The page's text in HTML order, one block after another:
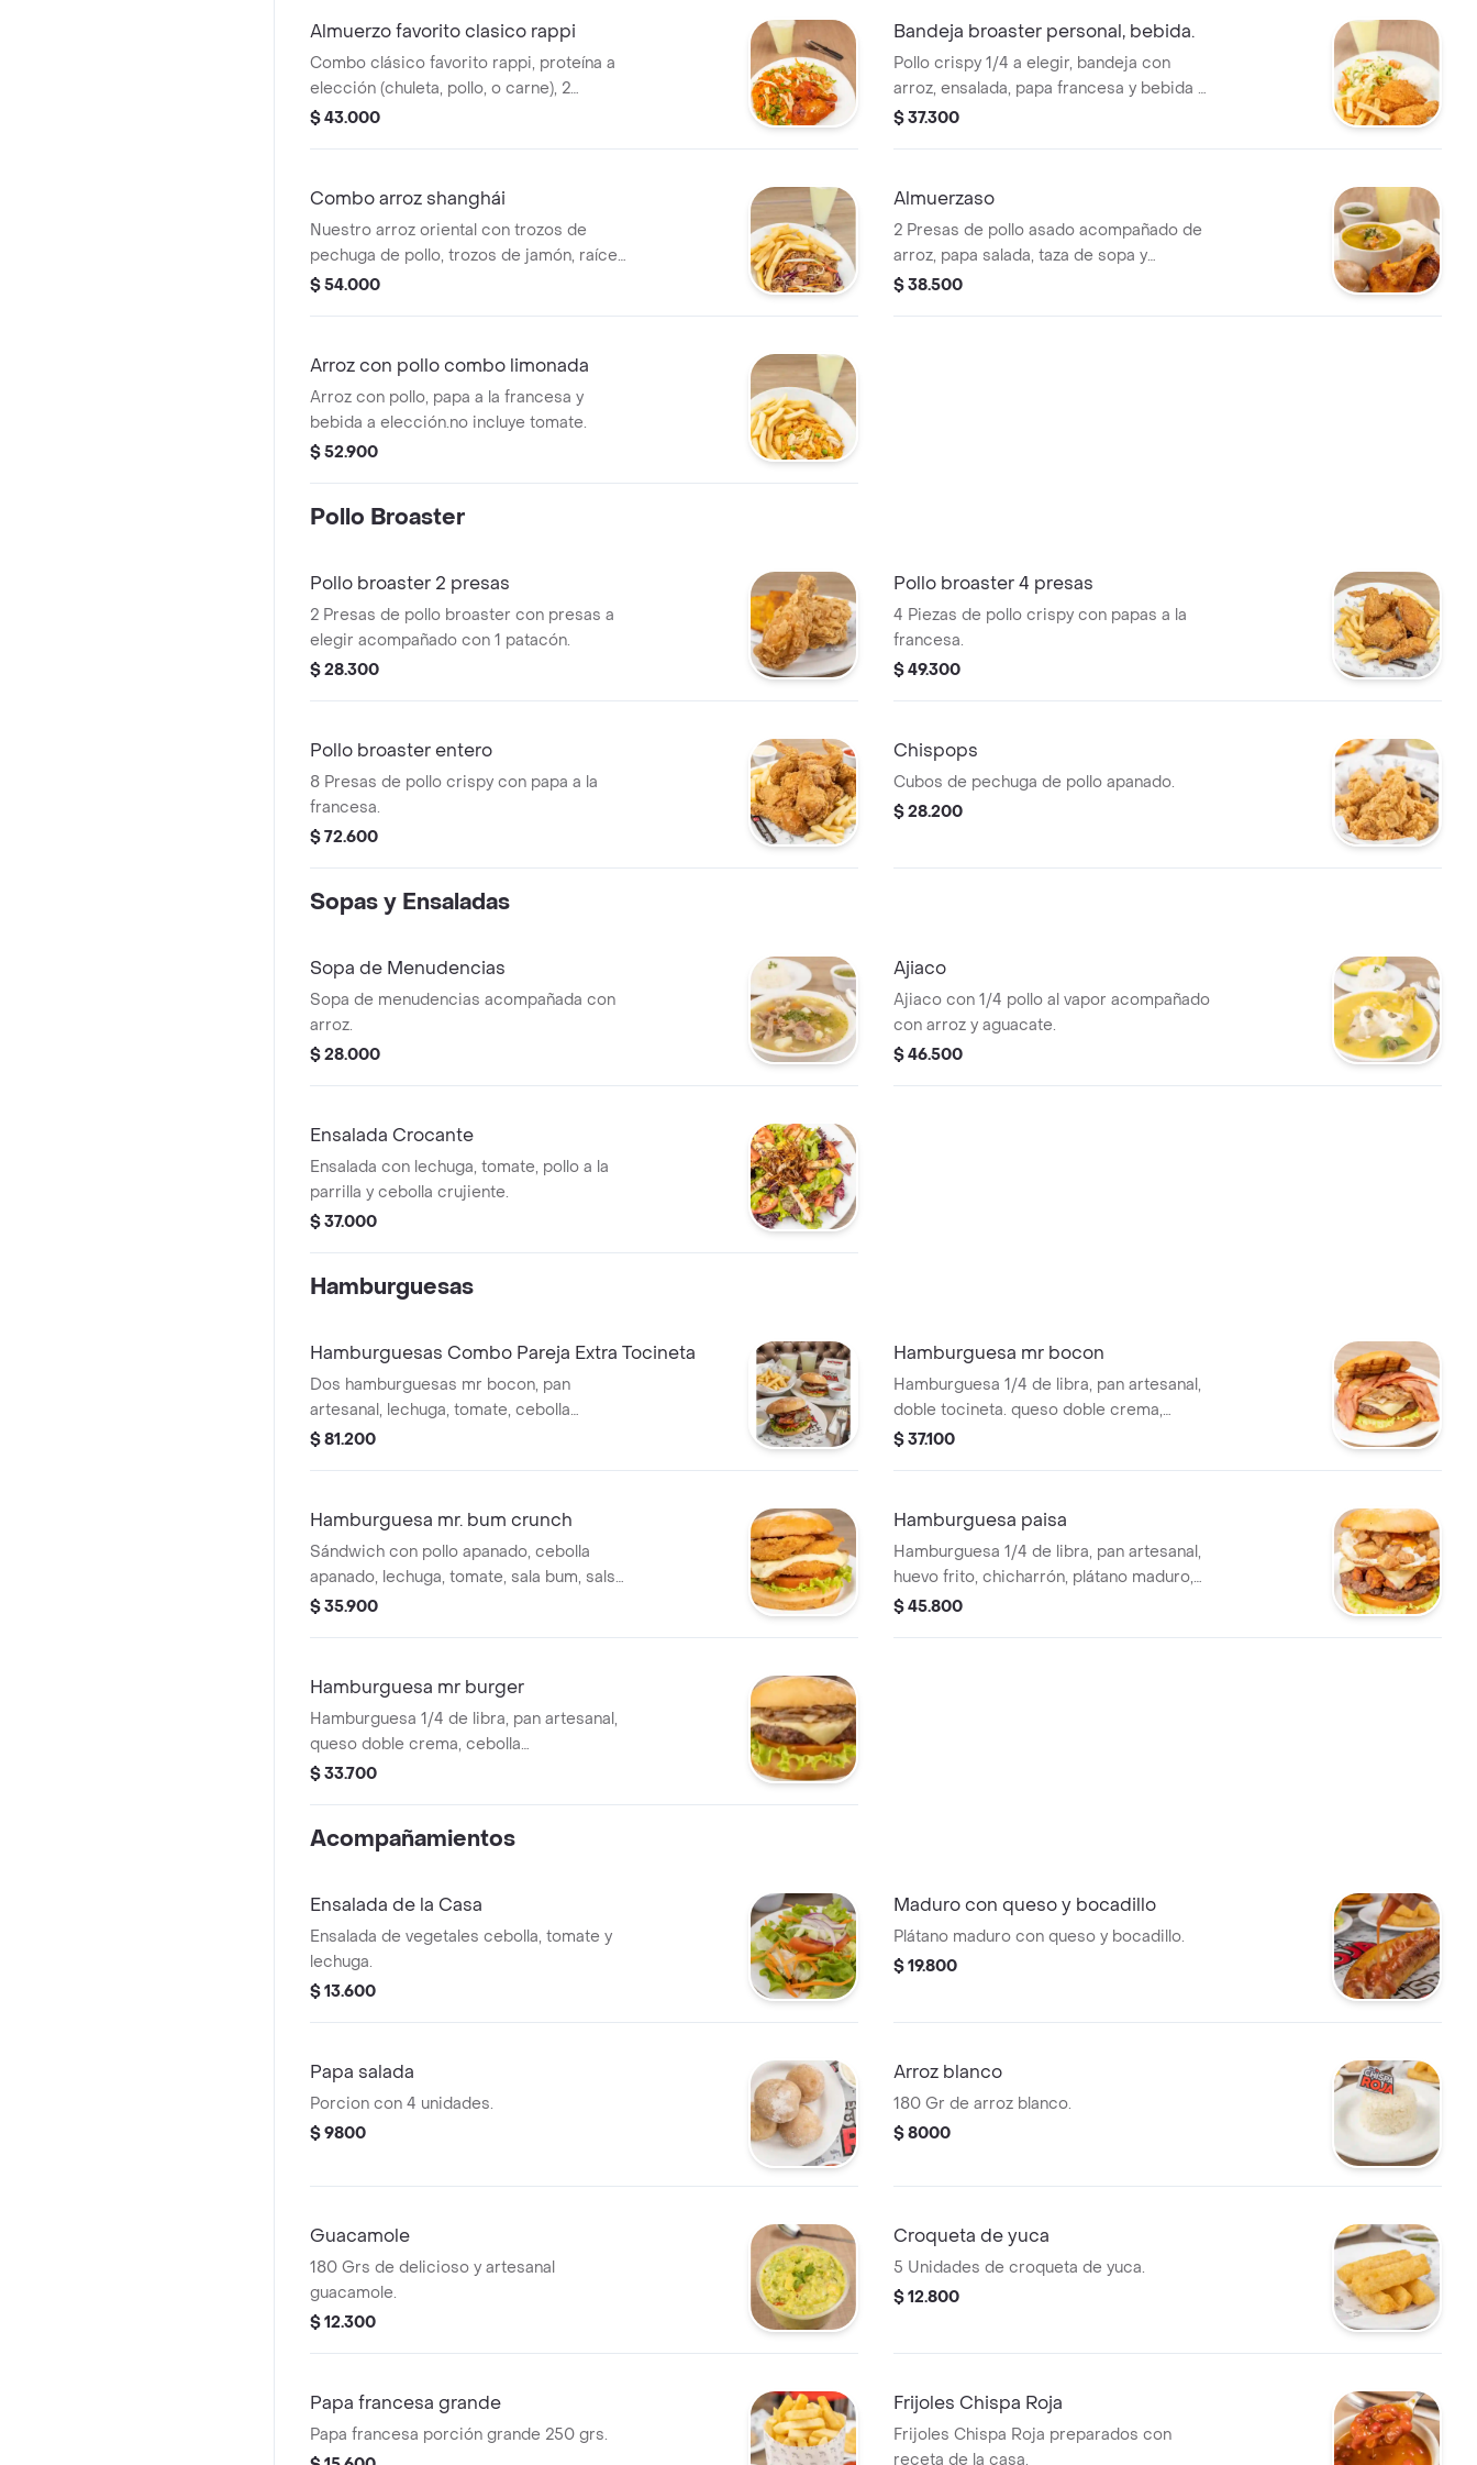
Almuerzo favorito clasico rappi
Combo clásico favorito rappi, proteína a
elección (chuleta, pollo, o carne), 2
acompañamientos y bebida a elección
$ 43.000
Bandeja broaster personal, bebida.
Pollo crispy 1/4 a elegir, bandeja con
arroz, ensalada, papa francesa y bebida a
elección.
$ 37.300
Combo arroz shanghái
Nuestro arroz oriental con trozos de
pechuga de pollo, trozos de jamón, raíces
chinas y vegetales, papas francesas. .
$ 54.000
Almuerzaso
2 Presas de pollo asado acompañado de
arroz, papa salada, taza de sopa y
limonada natural.
$ 38.500
Arroz con pollo combo limonada
Arroz con pollo, papa a la francesa y
bebida a elección.no incluye tomate.
$ 52.900
Pollo Broaster
Pollo broaster 2 presas
2 Presas de pollo broaster con presas a
elegir acompañado con 1 patacón.
$ 28.300
Pollo broaster 4 presas
4 Piezas de pollo crispy con papas a la
francesa.
$ 49.300
Pollo broaster entero
8 Presas de pollo crispy con papa a la
francesa.
$ 72.600
Chispops
Cubos de pechuga de pollo apanado.
$ 28.200
Sopas y Ensaladas
Sopa de Menudencias
Sopa de menudencias acompañada con
arroz.
$ 28.000
Ajiaco
Ajiaco con 1/4 pollo al vapor acompañado
con arroz y aguacate.
$ 46.500
Ensalada Crocante
Ensalada con lechuga, tomate, pollo a la
parrilla y cebolla crujiente.
$ 37.000
Hamburguesas
Hamburguesas Combo Pareja Extra Tocineta
Dos hamburguesas mr bocon, pan
artesanal, lechuga, tomate, cebolla
caramelizada, tocineta, 150 grs de carne
$ 81.200
Hamburguesa mr bocon
Hamburguesa 1/4 de libra, pan artesanal,
doble tocineta. queso doble crema,
cebolla caramelizada, verduras y salsa
$ 37.100
Hamburguesa mr. bum crunch
Sándwich con pollo apanado, cebolla
apanado, lechuga, tomate, sala bum, salsa
mayo chipotle, pan, papa.
$ 35.900
Hamburguesa paisa
Hamburguesa 1/4 de libra, pan artesanal,
huevo frito, chicharrón, plátano maduro,
queso sobre crema, verduras, salsa
$ 45.800
Hamburguesa mr burger
Hamburguesa 1/4 de libra, pan artesanal,
queso doble crema, cebolla
caramelizada, verduras y salsa burger.
$ 33.700
Acompañamientos
Ensalada de la Casa
Ensalada de vegetales cebolla, tomate y
lechuga.
$ 13.600
Maduro con queso y bocadillo
Plátano maduro con queso y bocadillo.
$ 19.800
Papa salada
Porcion con 4 unidades.
$ 9800
Arroz blanco
180 Gr de arroz blanco.
$ 8000
Guacamole
180 Grs de delicioso y artesanal
guacamole.
$ 12.300
Croqueta de yuca
5 Unidades de croqueta de yuca.
$ 12.800
Papa francesa grande
Papa francesa porción grande 250 grs.
Frijoles Chispa Roja
Frijoles Chispa Roja preparados con
receta de la casa.